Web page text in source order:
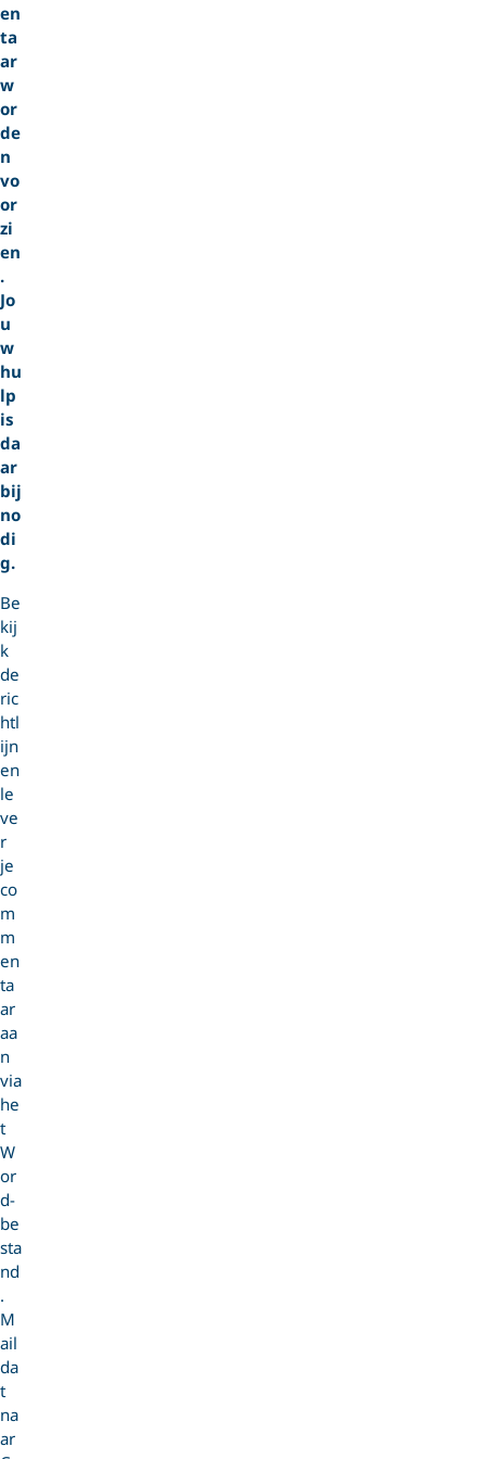
en
ta
ar
w
or
de
n
vo
or
zi
en
.
Jo
u
w
hu
lp
is
da
ar
bij
no
di
g.
Be
kij
k
de
ric
htl
ijn
en
le
ve
r
je
co
m
m
en
ta
ar
aa
n
via
he
t
W
or
d-
be
sta
nd
.
M
ail
da
t
na
ar